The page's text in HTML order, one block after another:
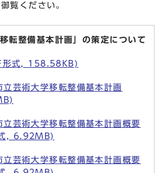
覧ください。
転整備基本計画」の策定について
形式, 158.58KB)
芸術大学移転整備基本計画
芸術大学移転整備基本計画概要
, 6.92MB)
芸術大学移転整備基本計画概要